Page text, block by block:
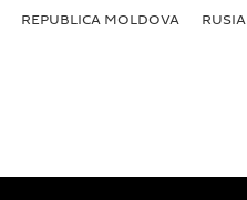
REPUBLICA MOLDOVA RUSIA